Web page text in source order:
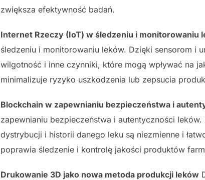
zwiększa efektywność badań.
Internet Rzeczy (IoT) w śledzeniu i monitorowaniu
śledzeniu i monitorowaniu leków. Dzięki sensorom i
wilgotność i inne czynniki, które mogą wpływać na
minimalizuje ryzyko uszkodzenia lub zepsucia
Blockchain w zapewnianiu bezpieczeństwa i
zapewnianiu bezpieczeństwa i autentyczności
dystrybucji i historii danego leku są niezmienne i
poprawia śledzenie i kontrolę jakości produktów
Drukowanie 3D jako nowa metoda produkcji leków